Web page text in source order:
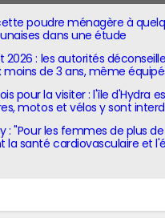
poudre ménagère à
dans une étude
2026 : les autorités
moins de 3 ans, même
pour la visiter : l'île d'Hydra
motos et vélos y sont
: "Pour les femmes de plus
la santé cardiovasculaire et